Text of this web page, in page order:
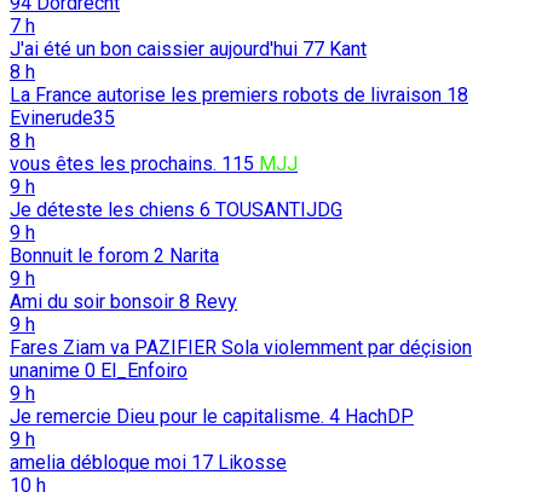
7 h
J'ai été un bon caissier aujourd'hui 77 Kant
8 h
La France autorise les premiers robots de livraison 18
Evinerude35
8 h
vous êtes les prochains. 115 MJJ
9 h
Je déteste les chiens 6 TOUSANTIJDG
9 h
Bonnuit le forom 2 Narita
9 h
Ami du soir bonsoir 8 Revy
9 h
Fares Ziam va PAZIFIER Sola violemment par déçision
unanime 0 El_Enfoiro
9 h
Je remercie Dieu pour le capitalisme. 4 HachDP
9 h
amelia débloque moi 17 Likosse
10 h